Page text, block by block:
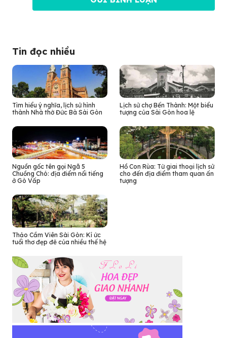
Tin đọc nhiều
Tìm hiểu ý nghĩa, lịch sử hình
thành Nhà thờ Đức Bà Sài Gòn
Lịch sử chợ Bến Thành: Một biểu
tượng của Sài Gòn hoa lệ
Nguồn gốc tên gọi Ngã 5
Chuồng Chó: địa điểm nổi tiếng
ở Gò Vấp
Hồ Con Rùa: Từ giai thoại lịch sử
cho đến địa điểm tham quan ấn
tượng
Thảo Cầm Viên Sài Gòn: Kí ức
tuổi thơ đẹp đẽ của nhiều thế hệ